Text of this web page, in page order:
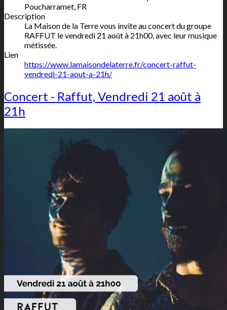
Poucharramet, FR
Description
La Maison de la Terre vous invite au concert du groupe
RAFFUT le vendredi 21 août à 21h00, avec leur musique
métissée.
Lien
https://www.lamaisondelaterre.fr/concert-raffut-
vendredi-21-aout-a-21h/
Concert - Raffut, Vendredi 21 août à
21h